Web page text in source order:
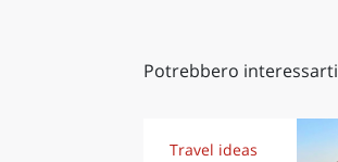
Potrebbero interessarti
Travel ideas